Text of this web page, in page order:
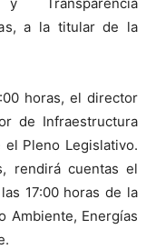
a la titular de la
horas, el director
de Infraestructura
el Pleno Legislativo.
rendirá cuentas el
17:00 horas de la
Ambiente, Energías